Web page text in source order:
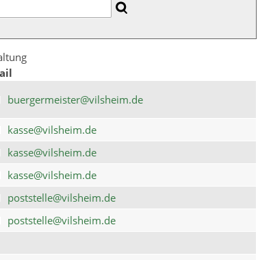
buergermeister@vilsheim.de
kasse@vilsheim.de
kasse@vilsheim.de
kasse@vilsheim.de
poststelle@vilsheim.de
poststelle@vilsheim.de